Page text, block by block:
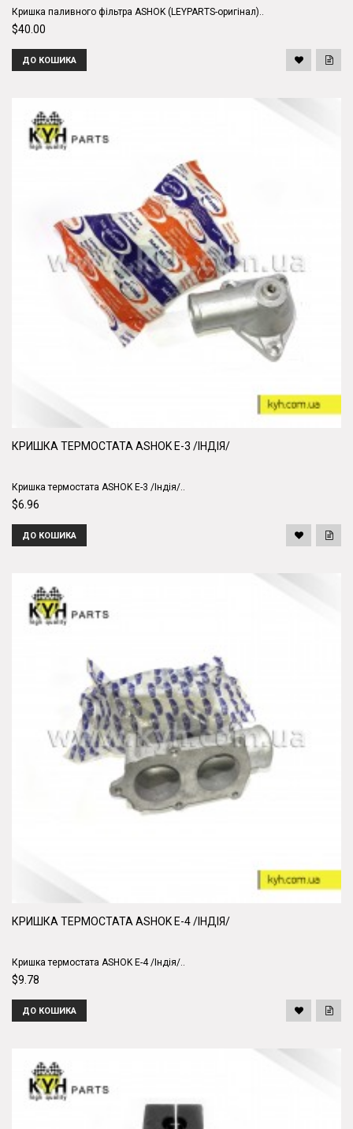
Кришка паливного фільтра ASHOK (LEYPARTS-оригінал)..
$40.00
ДО КОШИКА
КРИШКА ТЕРМОСТАТА ASHOK Е-3 /ІНДІЯ/
Кришка термостата ASHOK Е-3 /Індія/..
$6.96
ДО КОШИКА
КРИШКА ТЕРМОСТАТА ASHOK Е-4 /ІНДІЯ/
Кришка термостата ASHOK Е-4 /Індія/..
$9.78
ДО КОШИКА